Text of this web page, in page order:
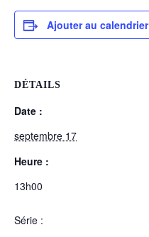
Ajouter au calendrier
DÉTAILS
Date :
septembre 17
Heure :
13h00
Série :